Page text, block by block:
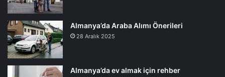
Almanya’da Araba Alımı Önerileri
28 Aralık 2025
Almanya’da ev almak için rehber